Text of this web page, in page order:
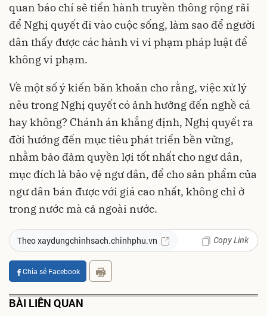
quan báo chí sẽ tiến hành truyền thông rộng rãi
để Nghị quyết đi vào cuộc sống, làm sao để người
dân thấy được các hành vi vi phạm pháp luật để
không vi phạm.
Về một số ý kiến băn khoăn cho rằng, việc xử lý
nêu trong Nghị quyết có ảnh hưởng đến nghề cá
hay không? Chánh án khẳng định, Nghị quyết ra
đời hướng đến mục tiêu phát triển bền vững,
nhằm bảo đảm quyền lợi tốt nhất cho ngư dân,
mục đích là bảo vệ ngư dân, để cho sản phẩm của
ngư dân bán được với giá cao nhất, không chỉ ở
trong nước mà cả ngoài nước.
Theo xaydungchinhsach.chinhphu.vn Copy Link
Chia sẻ Facebook
BÀI LIÊN QUAN